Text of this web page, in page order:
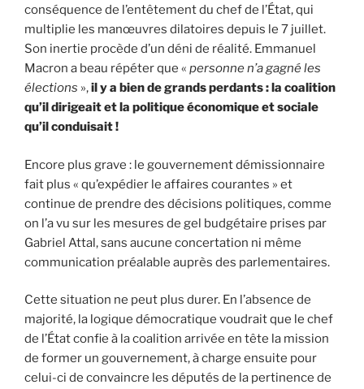
conséquence de l’entêtement du chef de l’État, qui
multiplie les manœuvres dilatoires depuis le 7 juillet.
Son inertie procède d’un déni de réalité. Emmanuel
Macron a beau répéter que « personne n’a gagné les
élections »,il y a bien de grands perdants : la coalition
qu’il dirigeait et la politique économique et sociale
qu’il conduisait !
Encore plus grave : le gouvernement démissionnaire
fait plus « qu’expédier le affaires courantes » et
continue de prendre des décisions politiques, comme
on l’a vu sur les mesures de gel budgétaire prises par
Gabriel Attal, sans aucune concertation ni même
communication préalable auprès des parlementaires.
Cette situation ne peut plus durer. En l’absence de
majorité, la logique démocratique voudrait que le chef
de l’État confie à la coalition arrivée en tête la mission
de former un gouvernement, à charge ensuite pour
celui-ci de convaincre les députés de la pertinence de